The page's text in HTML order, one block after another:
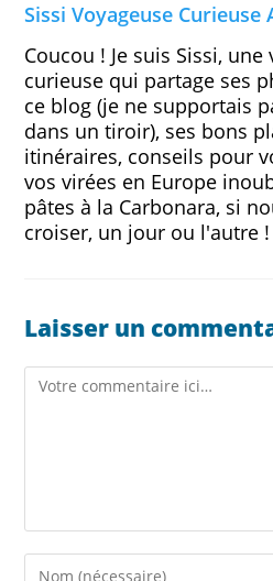
Sissi Voyageuse Curieuse
Coucou ! Je suis Sissi, une
curieuse qui partage ses
ce blog (je ne supportais
dans un tiroir), ses bons
itinéraires, conseils pour
vos virées en Europe
pâtes à la Carbonara, si
croiser, un jour ou l'autre !
Laisser un